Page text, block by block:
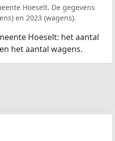
Hoeselt. De gegevens
en 2023 (wagens).
Hoeselt: het aantal
het aantal wagens.